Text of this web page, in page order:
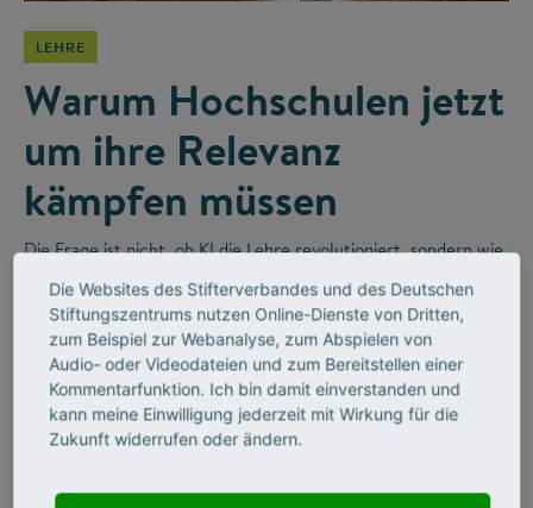
LEHRE
Warum Hochschulen jetzt
um ihre Relevanz
kämpfen müssen
Die Frage ist nicht, ob KI die Lehre revolutioniert, sondern wie
Religionswissenschaftler Bernhard Lange vom disruptiven
Wandel in Hochschulen und wie Unternehmen diesen
befeuern werden.
Die Websites des Stifterverbandes und des Deutschen
Stiftungszentrums nutzen Online-Dienste von Dritten,
zum Beispiel zur Webanalyse, zum Abspielen von
Audio- oder Videodateien und zum Bereitstellen einer
Kommentarfunktion. Ich bin damit einverstanden und
kann meine Einwilligung jederzeit mit Wirkung für die
Zukunft widerrufen oder ändern.